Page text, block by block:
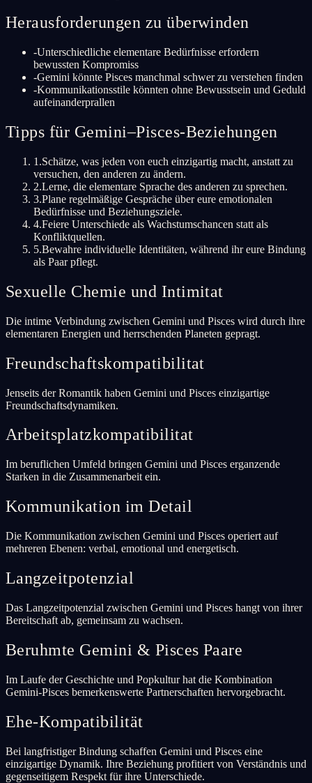
Herausforderungen zu überwinden
-Unterschiedliche elementare Bedürfnisse erfordern
bewussten Kompromiss
-Gemini könnte Pisces manchmal schwer zu verstehen finden
-Kommunikationsstile könnten ohne Bewusstsein und Geduld
aufeinanderprallen
Tipps für Gemini–Pisces-Beziehungen
1 .Schätze, was jeden von euch einzigartig macht, anstatt zu
versuchen, den anderen zu ändern.
2.Lerne, die elementare Sprache des anderen zu sprechen.
3.Plane regelmäßige Gespräche über eure emotionalen
Bedürfnisse und Beziehungsziele.
4.Feiere Unterschiede als Wachstumschancen statt als
Konfliktquellen.
5.Bewahre individuelle Identitäten, während ihr eure Bindung
als Paar pflegt.
Sexuelle Chemie und Intimitat
Die intime Verbindung zwischen Gemini und Pisces wird durch ihre
elementaren Energien und herrschenden Planeten gepragt.
Freundschaftskompatibilitat
Jenseits der Romantik haben Gemini und Pisces einzigartige
Freundschaftsdynamiken.
Arbeitsplatzkompatibilitat
Im beruflichen Umfeld bringen Gemini und Pisces erganzende
Starken in die Zusammenarbeit ein.
Kommunikation im Detail
Die Kommunikation zwischen Gemini und Pisces operiert auf
mehreren Ebenen: verbal, emotional und energetisch.
Langzeitpotenzial
Das Langzeitpotenzial zwischen Gemini und Pisces hangt von ihrer
Bereitschaft ab, gemeinsam zu wachsen.
Beruhmte Gemini & Pisces Paare
Im Laufe der Geschichte und Popkultur hat die Kombination
Gemini-Pisces bemerkenswerte Partnerschaften hervorgebracht.
Ehe-Kompatibilität
Bei langfristiger Bindung schaffen Gemini und Pisces eine
einzigartige Dynamik. Ihre Beziehung profitiert von Verständnis und
gegenseitigem Respekt für ihre Unterschiede.